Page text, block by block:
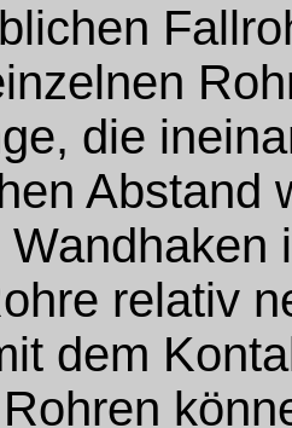
die
Abstand
relativ
dem